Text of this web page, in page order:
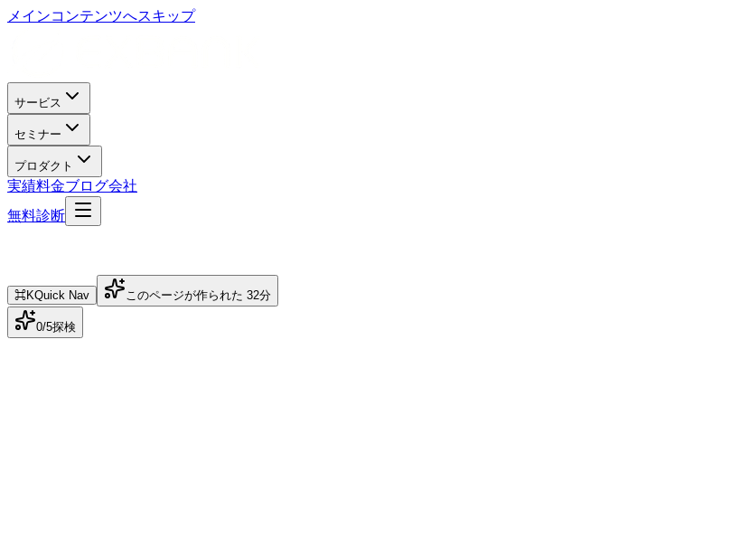
メインコンテンツへスキップ
サービス
セミナー
プロダクト
実績料金ブログ会社
無料診断
⌘KQuick Nav このページが作られた 32分
0/5探検